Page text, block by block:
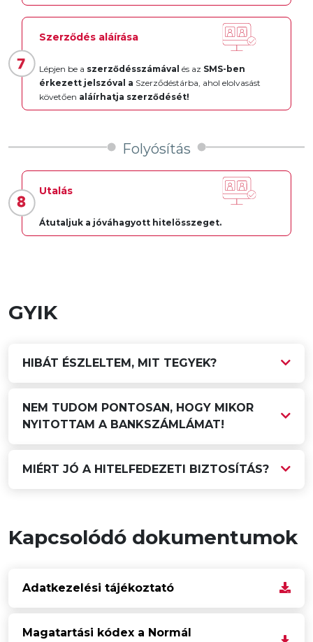
Szerződés aláírása
Lépjen be a szerződésszámával és az SMS-ben
érkezett jelszóval a Szerződéstárba, ahol elolvasást
követően aláírhatja szerződését!
Folyósítás
Utalás
Átutaljuk a jóváhagyott hitelösszeget.
GYIK
HIBÁT ÉSZLELTEM, MIT TEGYEK?
NEM TUDOM PONTOSAN, HOGY MIKOR
NYITOTTAM A BANKSZÁMLÁMAT!
MIÉRT JÓ A HITELFEDEZETI BIZTOSÍTÁS?
Kapcsolódó dokumentumok
Adatkezelési tájékoztató
Magatartási kódex a Normál